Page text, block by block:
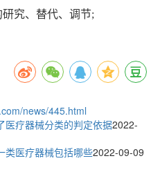
究、替代、调节;
news/445.html
医疗器械分类的判定依据2022-
类医疗器械包括哪些2022-09-09